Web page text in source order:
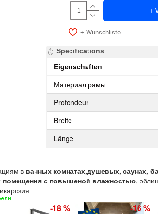
+
+ Wunschliste
Specifications
Eigenschaften
Материал рамы
Profondeur
Breite
Länge
в ванных комнатах,душевых, саунах,
помещения с повышеной влажностью,
-15 %